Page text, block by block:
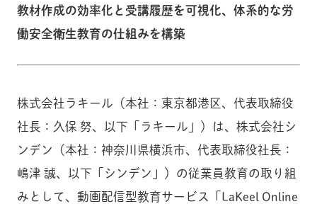
教材作成の効率化と受講履歴を可視化、体系的な労
働安全衛生教育の仕組みを構築
株式会社ラキール（本社：東京都港区、代表取締役
社長：久保 努、以下「ラキール」）は、株式会社シ
ンデン（本社：神奈川県横浜市、代表取締役社長：
嶋津 誠、以下「シンデン」）の従業員教育の取り組
みとして、動画配信型教育サービス「LaKeel Online